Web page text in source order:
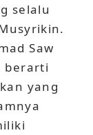
selalu
Saw
berarti
yang